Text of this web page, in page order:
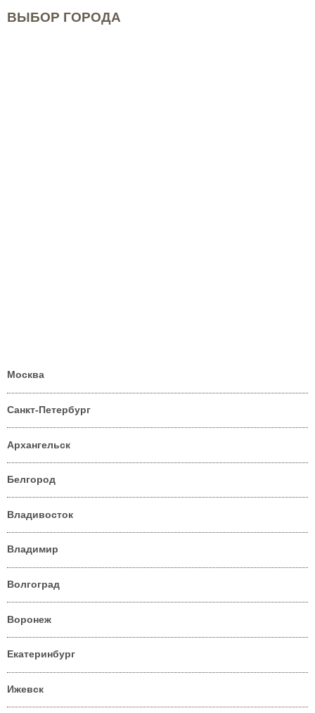
ВЫБОР ГОРОДА
Москва
Санкт-Петербург
Архангельск
Белгород
Владивосток
Владимир
Волгоград
Воронеж
Екатеринбург
Ижевск